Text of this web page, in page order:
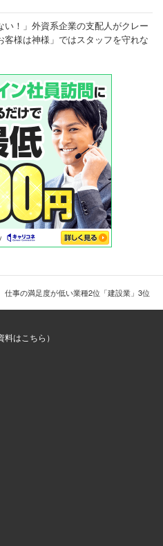
い！」外資系企業の支配人がクレー
様は神様」ではスタッフを守れな
仕事の満足度が低い業種2位「建設業」3位
はこちら）